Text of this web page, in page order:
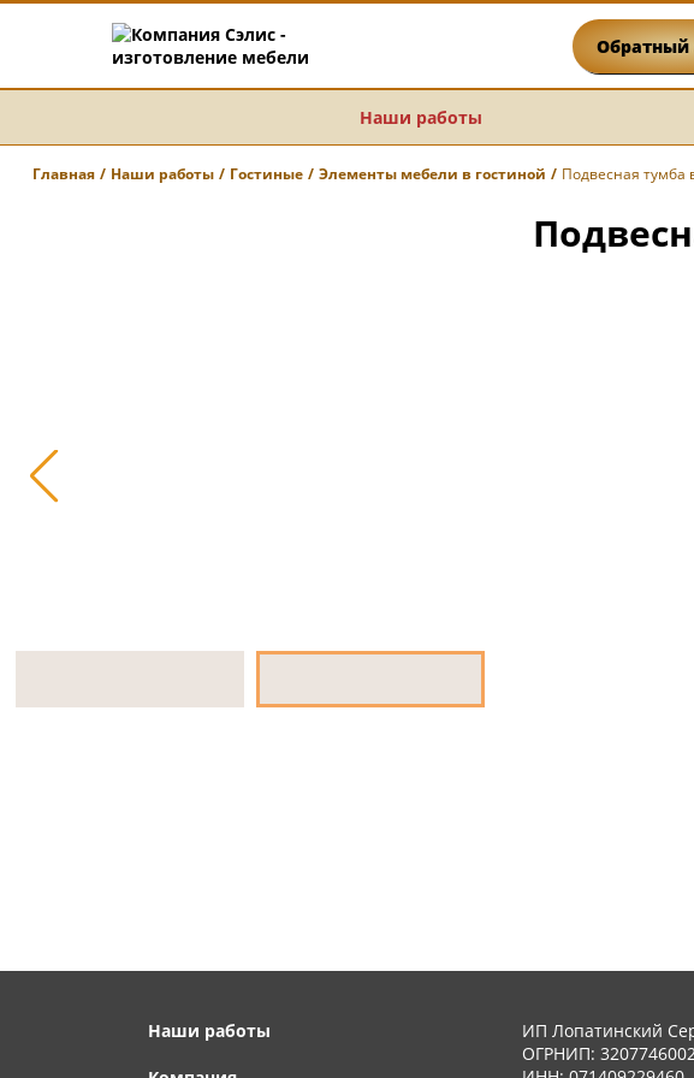
Обратный
Наши работы
Главная Наши работы Гостиные Элементы мебели в гостиной Подвесная тумба
Наши работы
ИП Лопатинский
ОГРНИП: